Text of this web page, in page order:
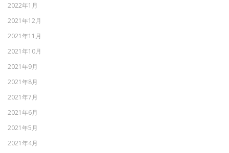
2022年1月
2021年12月
2021年11月
2021年10月
2021年9月
2021年8月
2021年7月
2021年6月
2021年5月
2021年4月